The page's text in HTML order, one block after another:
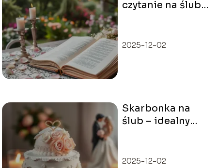
czytanie na ślub –
2025-12-02
Skarbonka na
ślub – idealny
2025-12-02